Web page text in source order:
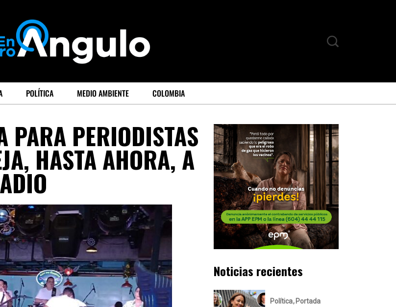
POLÍTICA MEDIO AMBIENTE COLOMBIA
PARA PERIODISTAS
HASTA AHORA, A
Noticias recientes
Política Portada